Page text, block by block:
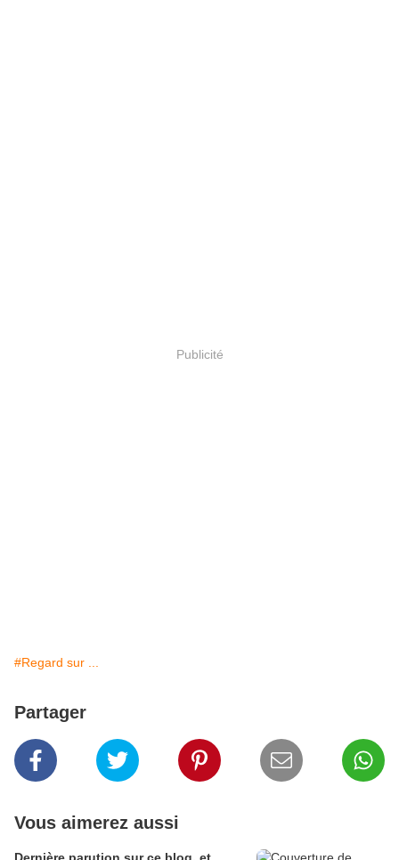
Publicité
#Regard sur ...
Partager
Vous aimerez aussi